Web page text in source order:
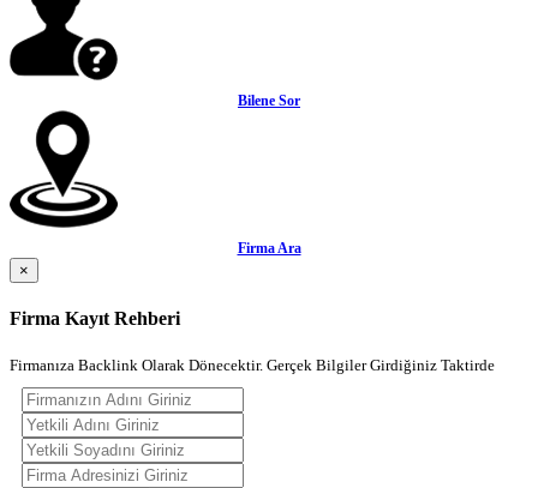
Bilene Sor
Firma Ara
×
Firma Kayıt Rehberi
Firmanıza Backlink Olarak Dönecektir. Gerçek Bilgiler Girdiğiniz Taktirde